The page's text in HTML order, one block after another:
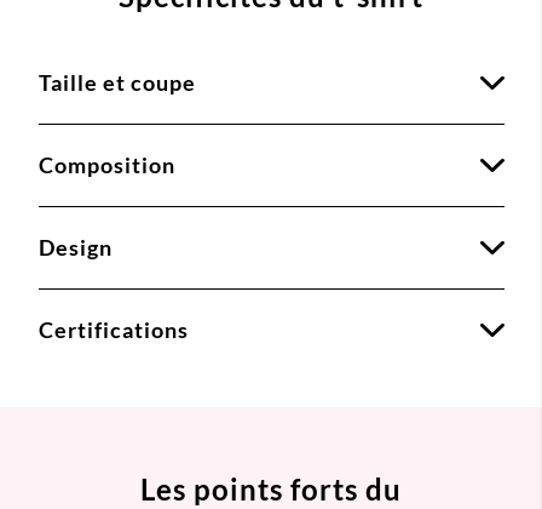
Taille et coupe
Composition
Design
Certifications
Les points forts du